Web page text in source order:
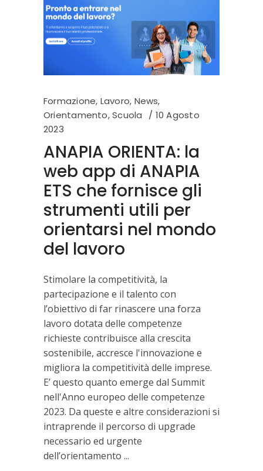
Formazione, Lavoro, News,
Orientamento,Scuola
10 Agosto
2023
ANAPIA ORIENTA: la
web app di ANAPIA
ETS che fornisce gli
strumenti utili per
orientarsi nel mondo
del lavoro
Stimolare la competitività, la
partecipazione e il talento con
l’obiettivo di far rinascere una forza
lavoro dotata delle competenze
richieste contribuisce alla crescita
sostenibile, accresce l'innovazione e
migliora la competitività delle imprese.
E’ questo quanto emerge dal Summit
nell'Anno europeo delle competenze
2023. Da queste e altre considerazioni si
intraprende il percorso di upgrade
necessario ed urgente
dell’orientamento